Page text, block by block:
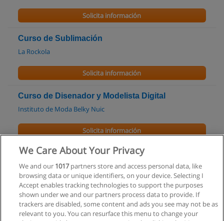
Solicita información
Curso de Sublimación
La Rockola
Solicita información
Curso de Disenador y Modelista Digital
Instituto de Moda Belky Nuic
Solicita información
Tecnico Superior en Diseño, Moldería y
Producción Industrial
Instituto de Moda Belky Nuic
Solicita información
We Care About Your Privacy
We and our 1017partners store and access personal data, like
browsing data or unique identifiers, on your device. Selecting I
Accept enables tracking technologies to support the purposes
shown under we and our partners process data to provide. If
trackers are disabled, some content and ads you see may not be as
relevant to you. You can resurface this menu to change your